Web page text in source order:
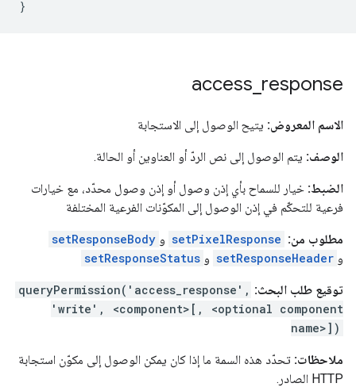
}
access response
الاسم المعروض: يتيح الوصول إلى الاستجابة
الوصف: يتم الوصول إلى نص الردّ أو العناوين أو الحالة.
الضبط: خيار للسماح بأي إذن وصول أو إذن وصول محدّد، مع خيارات
فرعية للتحكّم في إذن الوصول إلى المكوّنات الفرعية المختلفة
مطلوب من: setPixelResponse و setResponseBody
و setResponseHeader و setResponseStatus
توقيع طلب البحث: queryPermission('access_response',
'write', <component>[, <optional component
name>])
ملاحظات: تحدّد هذه السمة ما إذا كان يمكن الوصول إلى مكوّن استجابة
HTTP الصادر.